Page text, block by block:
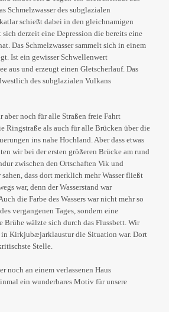
Schmelzwasser des subglazialen
schießt dabei in den gleichnamigen
derzeit eine Depression die bereits eine
Das Schmelzwasser sammelt sich in einem
Ist ein gewisser Schwellenwert
aus und erzeugt einen Gletscherlauf. Das
des subglazialen Vulkans
aber noch für alle Straßen freie Fahrt
Ringstraße als auch für alle Brücken über die
ins nahe Hochland. Aber dass etwas
wir bei der ersten größeren Brücke am rund
zwischen den Ortschaften Vik und
dass dort merklich mehr Wasser fließt
war, denn der Wasserstand war
die Farbe des Wassers war nicht mehr so
vergangenen Tages, sondern eine
wälzte sich durch das Flussbett. Wir
in Kirkjubæjarklaustur die Situation war. Dort
Stelle.
noch an einem verlassenen Haus
ein wunderbares Motiv für unsere